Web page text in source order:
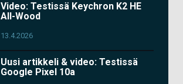
Video: Testissä Keychron K2 HE
All-Wood
13.4.2026
Uusi artikkeli & video: Testissä
Google Pixel 10a